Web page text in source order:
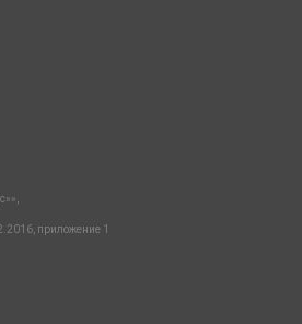
приложение 1